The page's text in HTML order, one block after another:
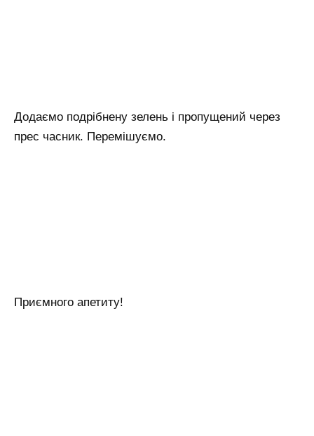
Додаємо подрібнену зелень і пропущений через
прес часник. Перемішуємо.
Приємного апетиту!